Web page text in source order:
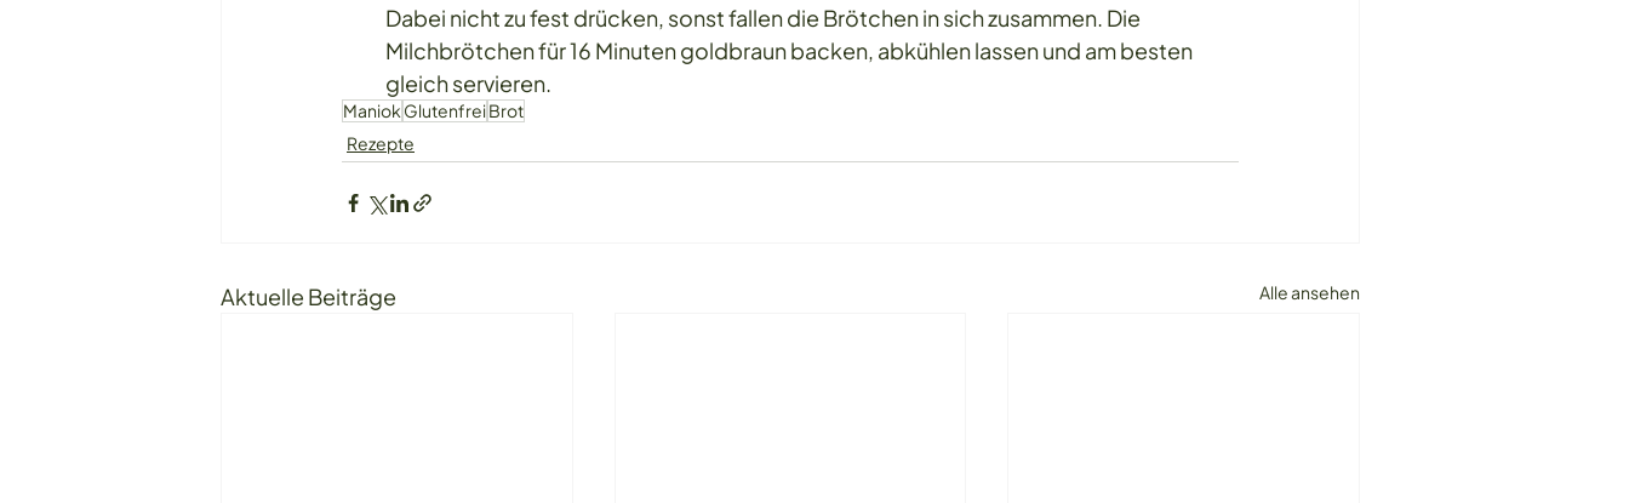
Dabei nicht zu fest drücken, sonst fallen die Brötchen in sich zusammen. Die
Milchbrötchen für 16 Minuten goldbraun backen, abkühlen lassen und am besten
gleich servieren.
Maniok GlutenfreiBrot
Rezepte
Aktuelle Beiträge Alle ansehen